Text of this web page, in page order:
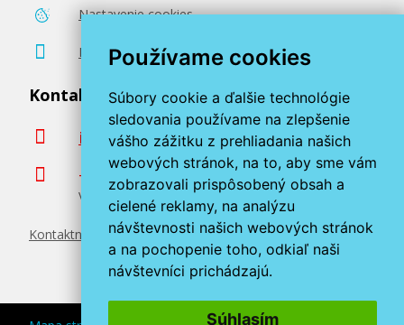
Používame cookies
Súbory cookie a ďalšie technológie
sledovania používame na zlepšenie
vášho zážitku z prehliadania našich
webových stránok, na to, aby sme vám
zobrazovali prispôsobený obsah a
cielené reklamy, na analýzu
návštevnosti našich webových stránok
a na pochopenie toho, odkiaľ naši
návštevníci prichádzajú.
Súhlasím
Pridať do košíka
Nastavenie cookies
Poradenstvo zadarmo
Kontaktujte nás
info@miroluk.sk
+420 377 222 313
Volajte v pracovné dni od 8. do 17. hod.
Kontaktné údaje